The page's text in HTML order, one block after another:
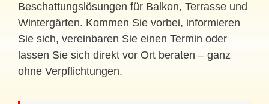
Beschattungslösungen für Balkon, Terrasse und
Wintergärten. Kommen Sie vorbei, informieren
Sie sich, vereinbaren Sie einen Termin oder
lassen Sie sich direkt vor Ort beraten – ganz
ohne Verpflichtungen.